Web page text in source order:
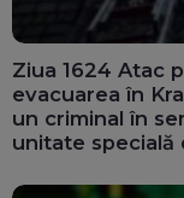
Ziua 1624 Atac
evacuarea în
un criminal în
unitate specială